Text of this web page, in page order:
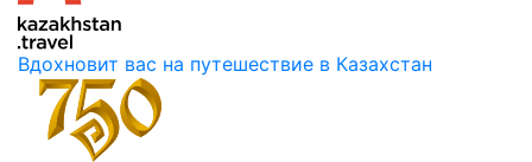
Вдохновит вас на путешествие в Казахстан